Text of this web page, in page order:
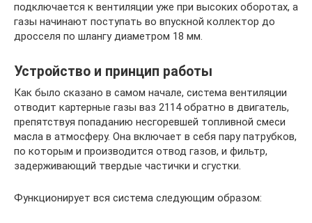
подключается к вентиляции уже при высоких оборотах, а
газы начинают поступать во впускной коллектор до
дросселя по шлангу диаметром 18 мм.
Устройство и принцип работы
Как было сказано в самом начале, система вентиляции
отводит картерные газы ваз 2114 обратно в двигатель,
препятствуя попаданию несгоревшей топливной смеси
масла в атмосферу. Она включает в себя пару патрубков,
по которым и производится отвод газов, и фильтр,
задерживающий твердые частички и сгустки.
Функционирует вся система следующим образом: